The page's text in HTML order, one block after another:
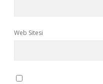
Web Sitesi